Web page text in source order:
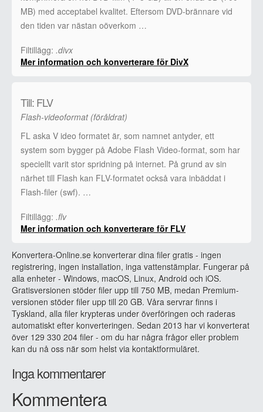
MB) med acceptabel kvalitet. Eftersom DVD-brännare vid
den tiden var nästan oöverkom …
Filtillägg: .divx
Mer information och konverterare för DivX
Till: FLV
Flash-videoformat (föråldrat)
FL aska V ideo formatet är, som namnet antyder, ett
system som bygger på Adobe Flash Video-format, som har
speciellt varit stor spridning på internet. På grund av sin
närhet till Flash kan FLV-formatet också vara inbäddat i
Flash-filer (swf). …
Filtillägg: .flv
Mer information och konverterare för FLV
Konvertera-Online.se konverterar dina filer gratis - ingen
registrering, ingen installation, inga vattenstämplar. Fungerar på
alla enheter - Windows, macOS, Linux, Android och iOS.
Gratisversionen stöder filer upp till 750 MB, medan Premium-
versionen stöder filer upp till 20 GB. Våra servrar finns i
Tyskland, alla filer krypteras under överföringen och raderas
automatiskt efter konverteringen. Sedan 2013 har vi konverterat
över 129 330 204 filer - om du har några frågor eller problem
kan du nå oss när som helst via kontaktformuläret.
Inga kommentarer
Kommentera